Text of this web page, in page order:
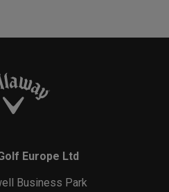
Europe Ltd
Business Park